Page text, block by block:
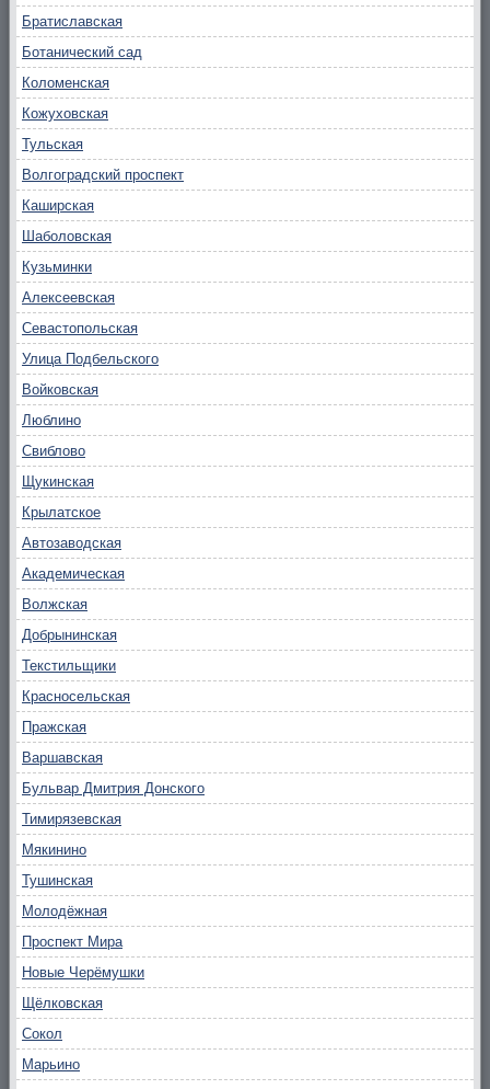
Братиславская
Ботанический сад
Коломенская
Кожуховская
Тульская
Волгоградский проспект
Каширская
Шаболовская
Кузьминки
Алексеевская
Севастопольская
Улица Подбельского
Войковская
Люблино
Свиблово
Щукинская
Крылатское
Автозаводская
Академическая
Волжская
Добрынинская
Текстильщики
Красносельская
Пражская
Варшавская
Бульвар Дмитрия Донского
Тимирязевская
Мякинино
Тушинская
Молодёжная
Проспект Мира
Новые Черёмушки
Щёлковская
Сокол
Марьино